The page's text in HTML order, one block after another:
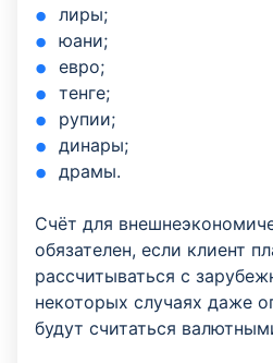
лиры;
юани;
евро;
тенге;
рупии;
динары;
драмы.
Счёт для
обязателен, если клиент
рассчитываться с
некоторых случаях даже
будут считаться